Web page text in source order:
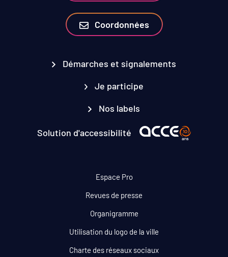
Coordonnées
Démarches et signalements
Je participe
Nos labels
Solution d'accessibilité
Espace Pro
Revues de presse
Organigramme
Utilisation du logo de la ville
Charte des réseaux sociaux